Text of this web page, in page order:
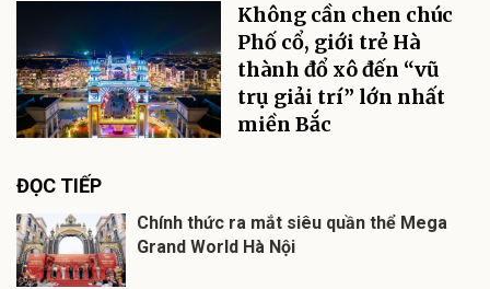
Không cần chen chúc
Phố cổ, giới trẻ Hà
thành đổ xô đến “vũ
trụ giải trí” lớn nhất
miền Bắc
ĐỌC TIẾP
Chính thức ra mắt siêu quần thể Mega
Grand World Hà Nội